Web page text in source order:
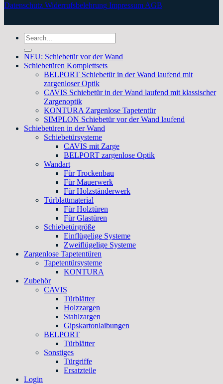
Datenschutz Widerrufsbelehrung Impressum AGB
Search
for:
NEU: Schiebetür vor der Wand
Schiebetüren Komplettsets
BELPORT Schiebetür in der Wand laufend mit
zargenloser Optik
CAVIS Schiebetür in der Wand laufend mit klassischer
Zargenoptik
KONTURA Zargenlose Tapetentür
SIMPLON Schiebetür vor der Wand laufend
Schiebetüren in der Wand
Schiebetürsysteme
CAVIS mit Zarge
BELPORT zargenlose Optik
Wandart
Für Trockenbau
Für Mauerwerk
Für Holzständerwerk
Türblattmaterial
Für Holztüren
Für Glastüren
Schiebetürgröße
Einflügelige Systeme
Zweiflügelige Systeme
Zargenlose Tapetentüren
Tapetentürsysteme
KONTURA
Zubehör
CAVIS
Türblätter
Holzzargen
Stahlzargen
Gipskartonlaibungen
BELPORT
Türblätter
Sonstiges
Türgriffe
Ersatzteile
Login